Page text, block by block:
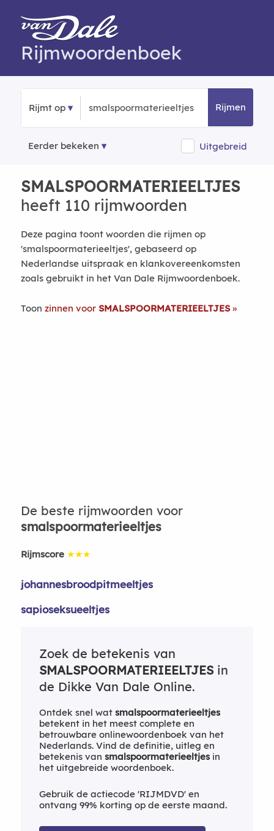
Rijmwoordenboek
Rijmt op Rijmen
Eerder bekeken Uitgebreid
SMALSPOORMATERIEELTJES
heeft 110 rijmwoorden
Deze pagina toont woorden die rijmen op
'smalspoormaterieeltjes', gebaseerd op
Nederlandse uitspraak en klankovereenkomsten
zoals gebruikt in het Van Dale Rijmwoordenboek.
Toon zinnen voor SMALSPOORMATERIEELTJES
De beste rijmwoorden voor
smalspoormaterieeltjes
Rijmscore ★★★
johannesbroodpitmeeltjes
sapioseksueeltjes
Zoek de betekenis van
SMALSPOORMATERIEELTJESin
de Dikke Van Dale Online.
Ontdek snel wat smalspoormaterieeltjes
betekent in het meest complete en
betrouwbare onlinewoordenboek van het
Nederlands. Vind de definitie, uitleg en
betekenis van smalspoormaterieeltjesin
het uitgebreide woordenboek.
Gebruik de actiecode 'RIJMDVD' en
ontvang 99% korting op de eerste maand.